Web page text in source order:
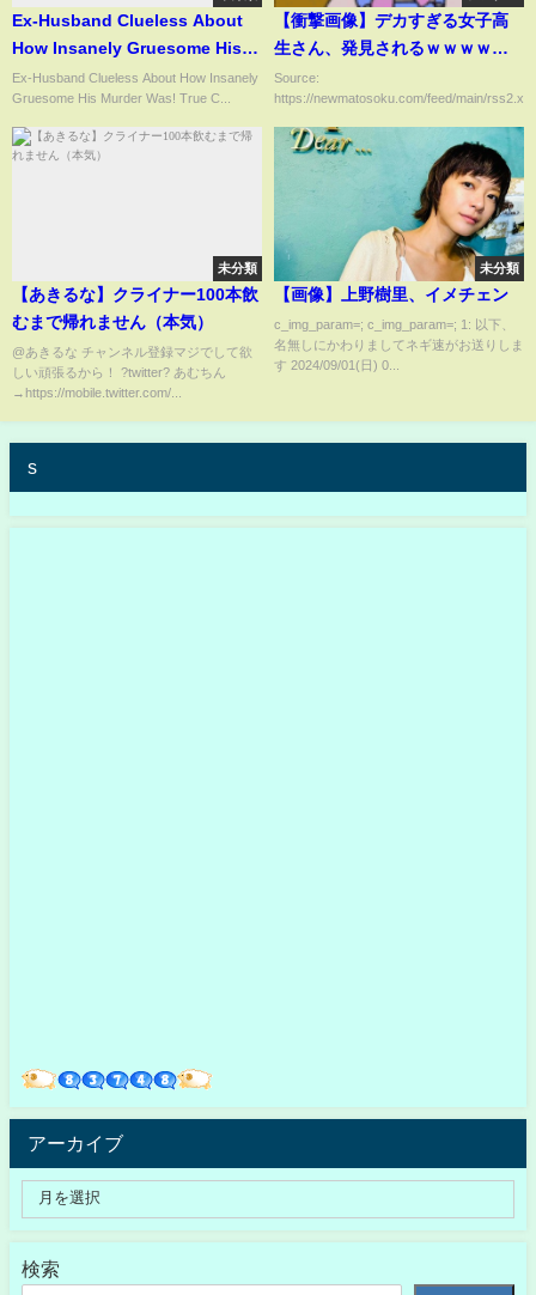
Ex-Husband Clueless About
How Insanely Gruesome His
Murder Was! True Crime
Documentary
Ex-Husband Clueless About How Insanely
Gruesome His Murder Was! True C...
【衝撃画像】デカすぎる女子高
生さん、発見されるｗｗｗｗｗ
ｗｗｗｗｗ
Source:
https://newmatosoku.com/feed/main/
未分類
【あきるな】クライナー100本飲
むまで帰れません（本気）
@あきるな チャンネル登録マジでして欲
しい頑張るから！ ?twitter? あむちん
→https://mobile.twitter.com/...
未分類
【画像】上野樹里、イメチェン
c_img_param=; c_img_param=; 1: 以下、
名無しにかわりましてネギ速がお送りしま
す 2024/09/01(日) 0...
s
アーカイブ
検索